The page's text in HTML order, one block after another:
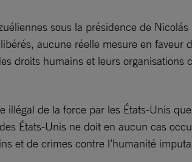
sous la présidence de
aucune réelle mesure en faveur
droits humains et leurs
illégal de la force par les États-Unis
États-Unis ne doit en aucun cas
et de crimes contre l’humanité